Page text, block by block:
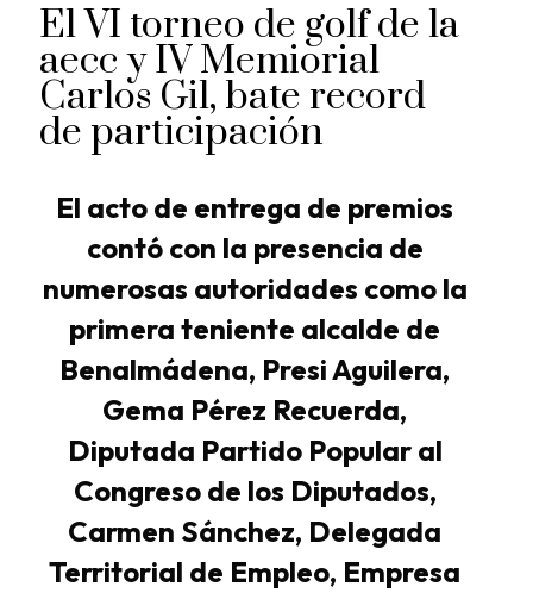
El VI torneo de golf de la
aecc y IV Memiorial
Carlos Gil, bate record
de participación
El acto de entrega de premios
contó con la presencia de
numerosas autoridades como la
primera teniente alcalde de
Benalmádena, Presi Aguilera,
Gema Pérez Recuerda,
Diputada Partido Popular al
Congreso de los Diputados,
Carmen Sánchez, Delegada
Territorial de Empleo, Empresa